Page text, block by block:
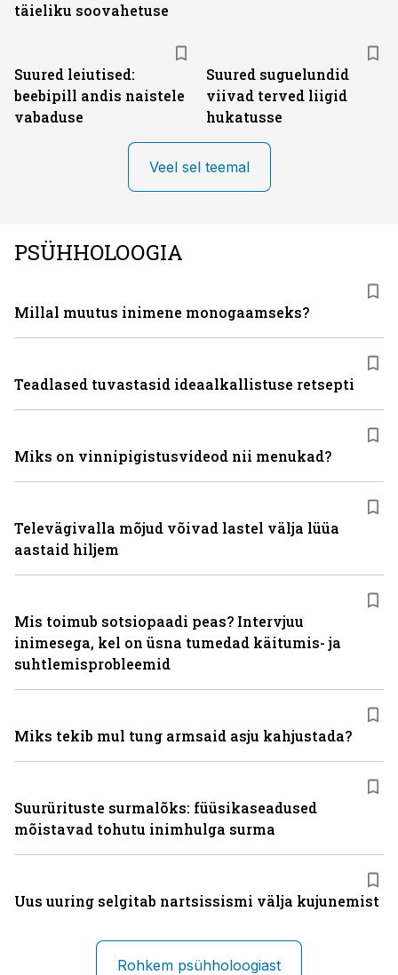
täieliku soovahetuse
Suured leiutised:
beebipill andis naistele
vabaduse
Suured suguelundid
viivad terved liigid
hukatusse
Veel sel teemal
PSÜHHOLOOGIA
Millal muutus inimene monogaamseks?
Teadlased tuvastasid ideaalkallistuse retsepti
Miks on vinni­pigistusvideod nii menukad?
Televägivalla mõjud võivad lastel välja lüüa
aastaid hiljem
Mis toimub sotsiopaadi peas? Intervjuu
inimesega, kel on üsna tumedad käitumis- ja
suhtlemisprobleemid
Miks tekib mul tung armsaid asju kahjustada?
Suurürituste surmalõks: füüsikaseadused
mõistavad tohutu inimhulga surma
Uus uuring selgitab nartsissismi välja kujunemist
Rohkem psühholoogiast